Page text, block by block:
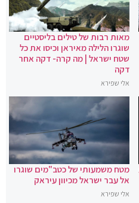
מאות רבות של טילים בליסטיים
שוגרו הלילה מאיראן וכיסו את כל
שטח ישראל | מה קרה- דקה אחר
דקה
אלי שפירא
מטח משמעותי של כטב"מים שוגרו
אל עבר ישראל מכיוון עיראק
אלי שפירא